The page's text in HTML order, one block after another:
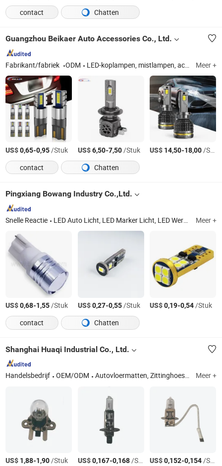
contact
Chatten
Guangzhou Beikaer Auto Accessories Co., Ltd.
Fabrikant/fabriek ODM LED-koplampen, mistlampen, achterlichten, werklampen, lichtbalken, sfeerlampen, zijlichten, knipperlichten, festoonlampen, motorfietslampen Meer +
US$0,65-0,95/Stuk US$6,50-7,50/Stuk US$ 14,50-18,00/Stuk
contact
Chatten
Pingxiang Bowang Industry Co.,Ltd.
Snelle Reactie LED Auto Licht, LED Marker Licht, LED Werk Licht, Vrachtwagen Lamp, Trailer Licht, Achterlicht, Hoog Mount Remlicht, Whip Licht, Boot Licht, RV Licht Meer +
US$0,68-1,55/Stuk US$0,27-0,55/Stuk US$0,19-0,54/Stuk
contact
Chatten
Shanghai Huaqi Industrial Co., Ltd.
Handelsbedrijf OEM/ODM Autovloermatten, Zittinghoes, Autohoes, Ruitenwisserblad, Luchtcompressor, Stuurhoes, Autoslot, Krik, Racestoel Meer +
US$ 1,88-1,90/Stuk US$0,167-0,168/Stuk US$0,152-0,154/Stuk